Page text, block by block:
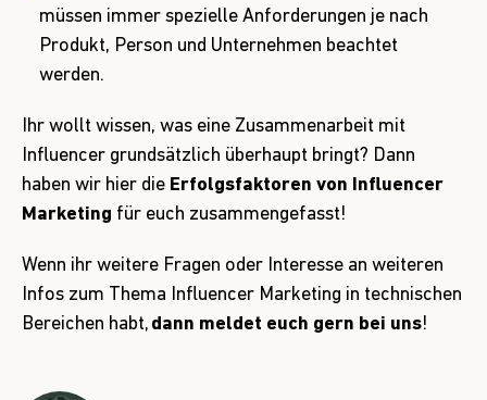
müssen immer spezielle Anforderungen je nach
Produkt, Person und Unternehmen beachtet
werden.
Ihr wollt wissen, was eine Zusammenarbeit mit
Influencer grundsätzlich überhaupt bringt? Dann
haben wir hier die Erfolgsfaktoren von Influencer
Marketing für euch zusammengefasst!
Wenn ihr weitere Fragen oder Interesse an weiteren
Infos zum Thema Influencer Marketing in technischen
Bereichen habt, dann meldet euch gern bei uns!